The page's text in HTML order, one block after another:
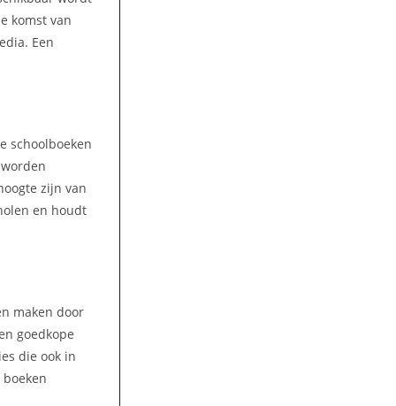
komst van
Een
schoolboeken
zijn van
en houdt
maken door
goedkope
die ook in